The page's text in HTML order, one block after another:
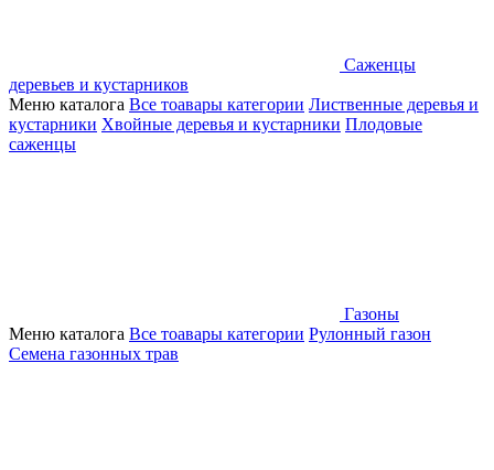
Саженцы
деревьев и кустарников
Меню каталога Все тоавары категории Лиственные деревья и
кустарники Хвойные деревья и кустарники Плодовые
саженцы
Газоны
Меню каталога Все тоавары категории Рулонный газон
Семена газонных трав